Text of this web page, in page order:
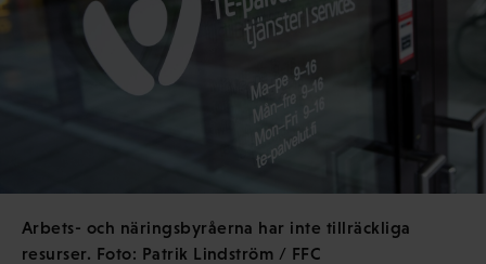
Arbets- och näringsbyråerna har inte tillräckliga
resurser. Foto: Patrik Lindström / FFC